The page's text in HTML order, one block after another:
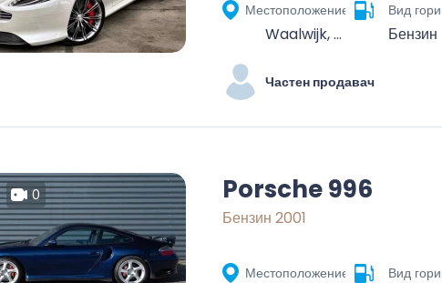
Местоположение
Waalwijk, North Brabant, Netherlands
Вид
Бензин
Частен продавач
0 Porsche 996
Бензин 2001
Местоположение Вид